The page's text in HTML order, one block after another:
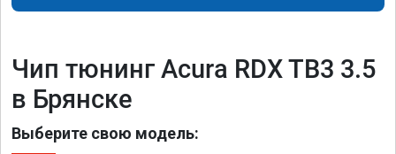
Чип тюнинг Acura RDX TB3 3.5
в Брянске
Выберите свою модель: